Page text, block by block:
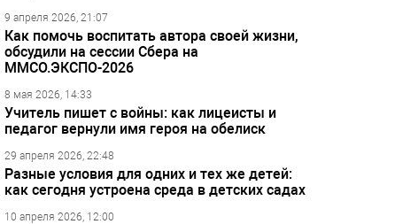
9 апреля 2026, 21:07
Как помочь воспитать автора своей жизни,
обсудили на сессии Сбера на
ММСО.ЭКСПО-2026
8 мая 2026, 14:33
Учитель пишет с войны: как лицеисты и
педагог вернули имя героя на обелиск
29 апреля 2026, 22:48
Разные условия для одних и тех же детей:
как сегодня устроена среда в детских садах
10 апреля 2026, 12:00